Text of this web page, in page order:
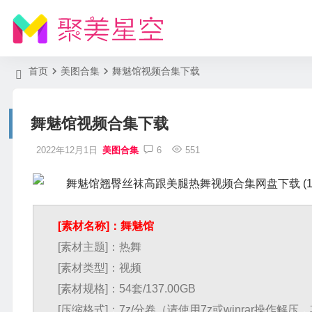
首页 美图合集 舞魅馆视频合集下载
舞魅馆视频合集下载
2022年12月1日 美图合集 6 551
[素材名称]：舞魅馆
[素材主题]：热舞
[素材类型]：视频
[素材规格]：54套/137.00GB